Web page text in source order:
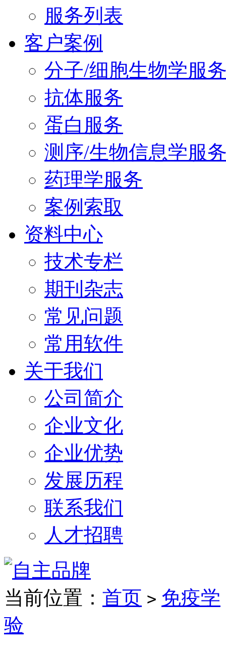
服务列表
客户案例
分子/细胞生物学服
抗体服务
蛋白服务
测序/生物信息学服
药理学服务
案例索取
资料中心
技术专栏
期刊杂志
常见问题
常用软件
关于我们
公司简介
企业文化
企业优势
发展历程
联系我们
人才招聘
当前位置： 首页 > 免疫学
验